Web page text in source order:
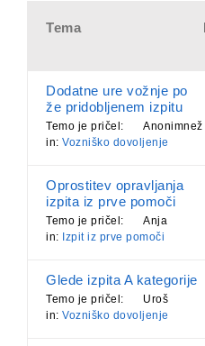
Tema
Dodatne ure vožnje po
že pridobljenem izpitu
Temo je pričel:
Anonimnež
in: Vozniško dovoljenje
Oprostitev opravljanja
izpita iz prve pomoči
Temo je pričel:
Anja
in: Izpit iz prve pomoči
Glede izpita A kategorije
Temo je pričel:
Uroš
in: Vozniško dovoljenje